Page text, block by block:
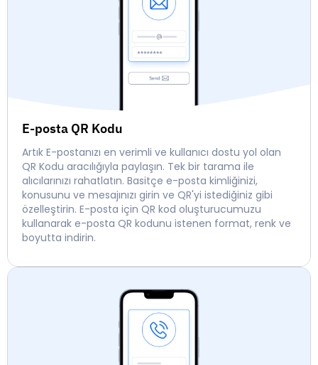
E-posta QR Kodu
Artık E-postanızı en verimli ve kullanıcı dostu yol olan
QR Kodu aracılığıyla paylaşın. Tek bir tarama ile
alıcılarınızı rahatlatın. Basitçe e-posta kimliğinizi,
konusunu ve mesajınızı girin ve QR'yi istediğiniz gibi
özelleştirin. E-posta için QR kod oluşturucumuzu
kullanarak e-posta QR kodunu istenen format, renk ve
boyutta indirin.